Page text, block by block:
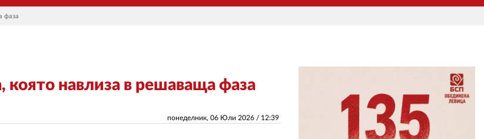
фаза
навлиза в решаваща фаза
понеделник, 06 Юли 2026 / 12:39